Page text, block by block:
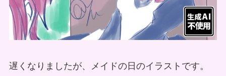
遅くなりましたが、メイドの日のイラストです。